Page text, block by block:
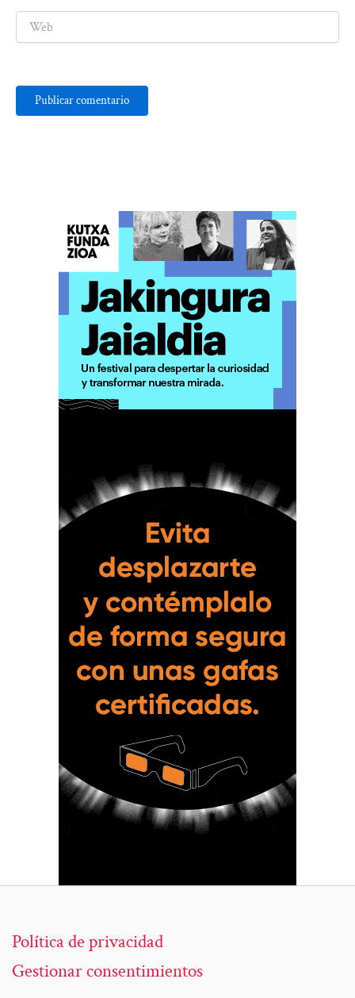
Política de privacidad
Gestionar consentimientos